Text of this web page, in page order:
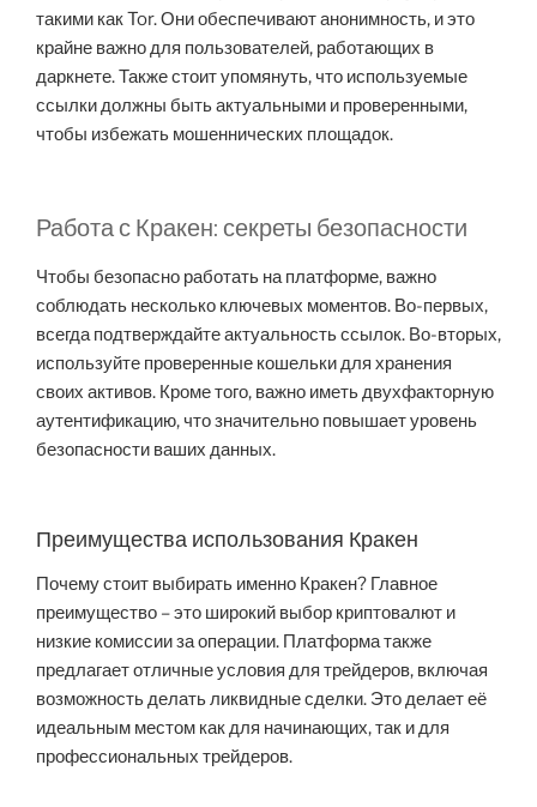
такими как Tor. Они обеспечивают анонимность, и это
крайне важно для пользователей, работающих в
даркнете. Также стоит упомянуть, что используемые
ссылки должны быть актуальными и проверенными,
чтобы избежать мошеннических площадок.
Работа с Кракен: секреты безопасности
Чтобы безопасно работать на платформе, важно
соблюдать несколько ключевых моментов. Во-первых,
всегда подтверждайте актуальность ссылок. Во-вторых,
используйте проверенные кошельки для хранения
своих активов. Кроме того, важно иметь двухфакторную
аутентификацию, что значительно повышает уровень
безопасности ваших данных.
Преимущества использования Кракен
Почему стоит выбирать именно Кракен? Главное
преимущество – это широкий выбор криптовалют и
низкие комиссии за операции. Платформа также
предлагает отличные условия для трейдеров, включая
возможность делать ликвидные сделки. Это делает её
идеальным местом как для начинающих, так и для
профессиональных трейдеров.